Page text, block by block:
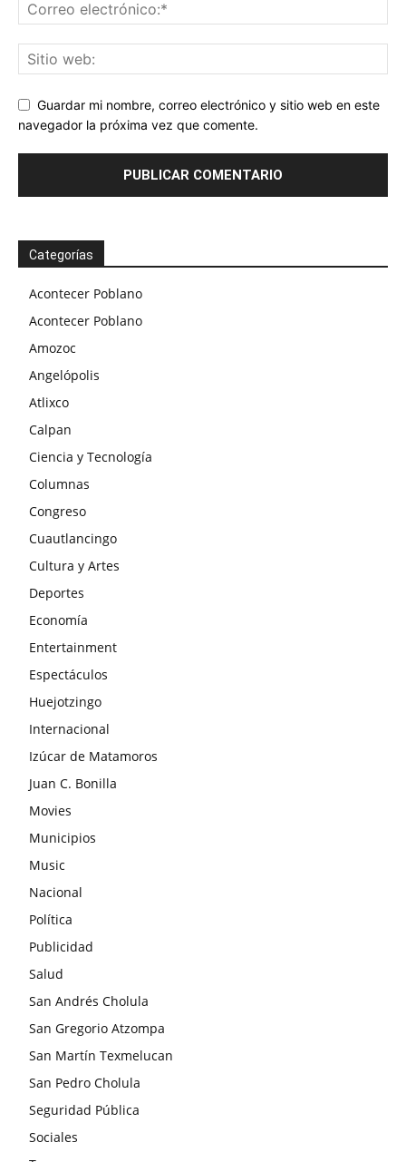
Guardar mi nombre, correo electrónico y sitio web en este
navegador la próxima vez que comente.
Categorías
Acontecer Poblano
Acontecer Poblano
Amozoc
Angelópolis
Atlixco
Calpan
Ciencia y Tecnología
Columnas
Congreso
Cuautlancingo
Cultura y Artes
Deportes
Economía
Entertainment
Espectáculos
Huejotzingo
Internacional
Izúcar de Matamoros
Juan C. Bonilla
Movies
Municipios
Music
Nacional
Política
Publicidad
Salud
San Andrés Cholula
San Gregorio Atzompa
San Martín Texmelucan
San Pedro Cholula
Seguridad Pública
Sociales